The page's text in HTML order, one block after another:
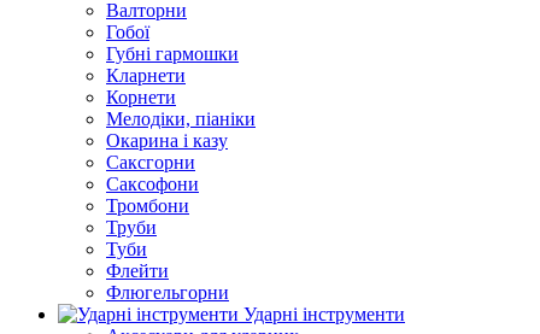
Валторни
Гобої
Губні гармошки
Кларнети
Корнети
Мелодіки, піаніки
Окарина і казу
Саксгорни
Саксофони
Тромбони
Труби
Туби
Флейти
Флюгельгорни
Ударні інструменти